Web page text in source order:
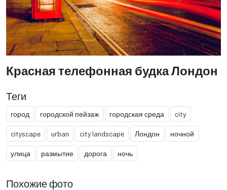
Красная телефонная будка Лондон
Теги
город городской пейзаж городская среда city
cityscape urban city landscape Лондон ночной
улица размытие дорога ночь
Похожие фото